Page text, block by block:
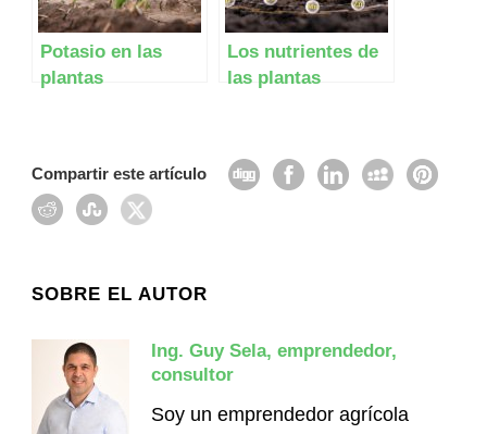
Potasio en las
plantas
Los nutrientes de
las plantas
Compartir este artículo
SOBRE EL AUTOR
Ing. Guy Sela, emprendedor,
consultor
Soy un emprendedor agrícola